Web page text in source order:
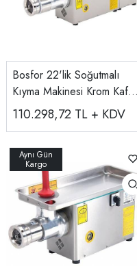
Bosfor 22'lik Soğutmalı
Kıyma Makinesi Krom Kafa
UKMS-22PTY
110.298,72 TL + KDV